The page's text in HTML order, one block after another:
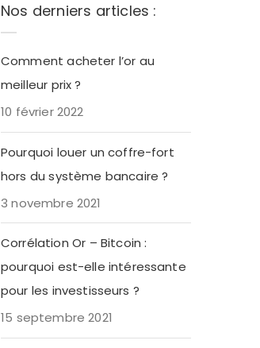
Nos derniers articles :
Comment acheter l’or au
meilleur prix ?
10 février 2022
Pourquoi louer un coffre-fort
hors du système bancaire ?
3 novembre 2021
Corrélation Or – Bitcoin :
pourquoi est-elle intéressante
pour les investisseurs ?
15 septembre 2021